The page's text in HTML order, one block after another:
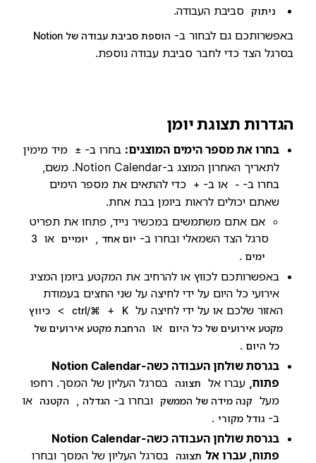
ניתוק סביבת העבודה.
באפשרותכם גם לבחור ב- הוספת סביבת עבודה של Notion
בסרגל הצד כדי לחבר סביבת עבודה נוספת.
הגדרות תצוגת יומן
בחרו את מספר הימים המוצגים: בחרו ב- ±
מיד מימין
לתאריך האחרון המוצג ב-Notion Calendar. משם,
בחרו ב- - או ב- +
כדי להתאים את מספר הימים
שאתם יכולים לראות ביומן בבת אחת.
אם אתם משתמשים במכשיר נייד, פתחו את תפריט
סרגל הצד השמאלי ובחרו ב- יום אחד , יומיים או
3
ימים .
באפשרותכם לכווץ או להרחיב את המקטע ביומן המציג
אירועי כל היום על ידי לחיצה על שני החצים בעמודת
האזור שלכם או על ידי לחיצה על
ctrl/⌘ + K
>
כיווץ
מקטע אירועים של כל היום או
הרחבת מקטע אירועים של
כל היום .
בגרסת שולחן העבודה כשה-Notion Calendar
פתוח, עברו אל תצוגה בסרגל העליון של המסך. רחפו
מעל קנה מידה של הממשק ובחרו ב- הגדלה , הקטנה או
ב- גודל מקורי .
בגרסת שולחן העבודה כשה-Notion Calendar
פתוח, עברו אל תצוגה בסרגל העליון של המסך ובחרו